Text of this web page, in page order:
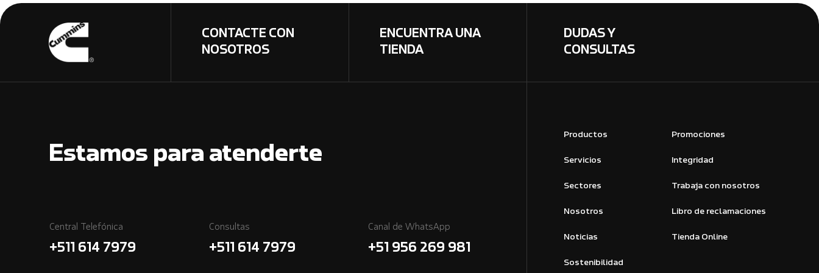
CONTACTE CON
NOSOTROS
ENCUENTRA UNA
TIENDA
DUDAS Y
CONSULTAS
Estamos para atenderte
Central Telefónica
+511 614 7979
Consultas
+511 614 7979
Canal de WhatsApp
+51 956 269 981
Productos
Servicios
Sectores
Nosotros
Noticias
Sostenibilidad
Promociones
Integridad
Trabaja con nosotros
Libro de reclamaciones
Tienda Online